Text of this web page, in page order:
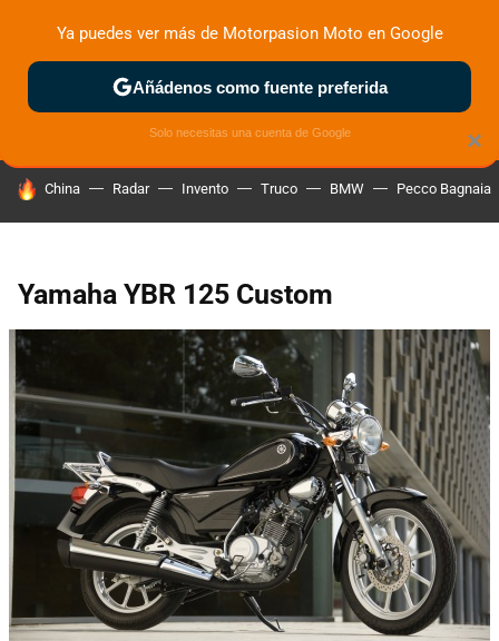
ZONA DE PRUEBAS DEPORTIVAS MOTOS ELÉCTRICAS
HOY SE HABLA DE
China Radar Invento Truco BMW Pecco Bagnaia
Yamaha YBR 125 Custom
×
Ya puedes ver más de Motorpasion Moto en Google
Añádenos como fuente preferida
Solo necesitas una cuenta de Google